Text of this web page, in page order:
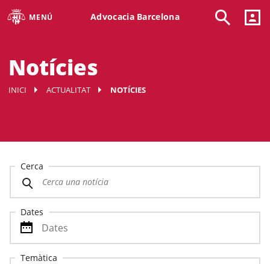
MENÚ Advocacia Barcelona
Notícies
INICI ACTUALITAT NOTÍCIES
Cerca
Dates
Temàtica